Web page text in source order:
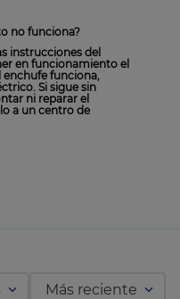
no funciona?
instrucciones del
en funcionamiento el
enchufe funciona,
Si sigue sin
ni reparar el
a un centro de
Más reciente